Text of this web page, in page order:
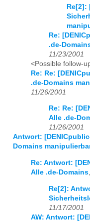
Re[2]:
Re:
.de-
11/23/2001
<Possible follow-
Re: Re:
.de-Domains
11/26/2001
Re: Re:
Alle .de-
11/26/2001
Antwort:
Domains
Re: Antwort:
Alle .de-Domains,
Re[2]:
11/17/2001
AW: Antwort: